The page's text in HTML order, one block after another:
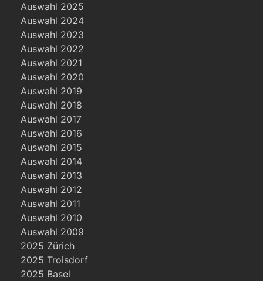
Auswahl 2025
Auswahl 2024
Auswahl 2023
Auswahl 2022
Auswahl 2021
Auswahl 2020
Auswahl 2019
Auswahl 2018
Auswahl 2017
Auswahl 2016
Auswahl 2015
Auswahl 2014
Auswahl 2013
Auswahl 2012
Auswahl 2011
Auswahl 2010
Auswahl 2009
2025 Zürich
2025 Troisdorf
2025 Basel